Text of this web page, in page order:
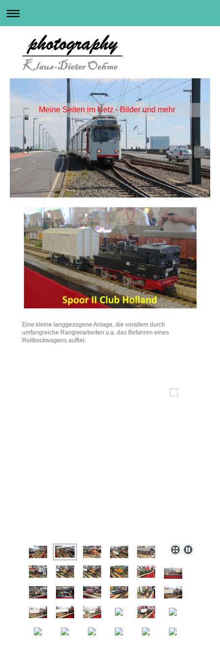
Meine Seiten im Netz - Bilder und mehr
Eine kleine langgezogene Anlage, die vorallem durch
umfangreiche Rangierarbeiten u.a. das Befahren eines
Rollbockwagens auffiel.